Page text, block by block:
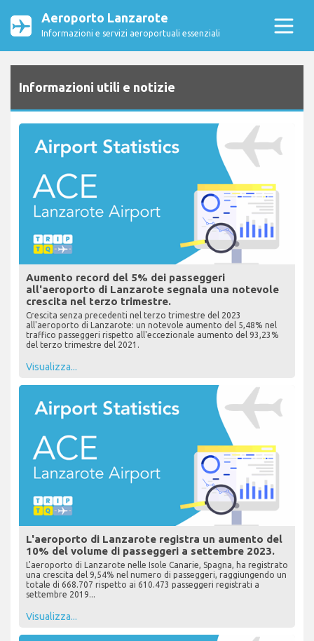
Aeroporto Lanzarote
Informazioni e servizi aeroportuali essenziali
Informazioni utili e notizie
Aumento record del 5% dei passeggeri
all'aeroporto di Lanzarote segnala una notevole
crescita nel terzo trimestre.
Crescita senza precedenti nel terzo trimestre del 2023
all'aeroporto di Lanzarote: un notevole aumento del 5,48% nel
traffico passeggeri rispetto all'eccezionale aumento del 93,23%
del terzo trimestre del 2021.
Visualizza...
L'aeroporto di Lanzarote registra un aumento del
10% del volume di passeggeri a settembre 2023.
L'aeroporto di Lanzarote nelle Isole Canarie, Spagna, ha registrato
una crescita del 9,54% nel numero di passeggeri, raggiungendo un
totale di 668.707 rispetto ai 610.473 passeggeri registrati a
settembre 2019...
Visualizza...